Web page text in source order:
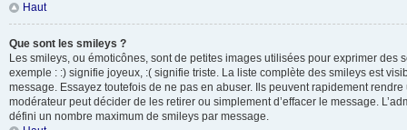
Haut
Que sont les smileys ?
Les smileys, ou émoticônes, sont de petites images utilisées pour exprimer des
exemple : :) signifie joyeux, :( signifie triste. La liste complète des smileys est
message. Essayez toutefois de ne pas en abuser. Ils peuvent rapidement
modérateur peut décider de les retirer ou simplement d’effacer le message.
défini un nombre maximum de smileys par message.